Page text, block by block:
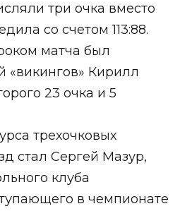
три очка вместо
со счетом 113:88.
матча был
«викингов» Кирилл
23 очка и 5
трехочковых
стал Сергей Мазур,
клуба
в чемпионате